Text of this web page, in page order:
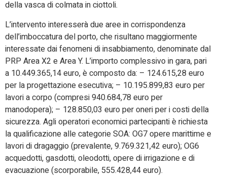
della vasca di colmata in ciottoli.
L’intervento interesserà due aree in corrispondenza
dell’imboccatura del porto, che risultano maggiormente
interessate dai fenomeni di insabbiamento, denominate dal
PRP Area X2 e Area Y. L’importo complessivo in gara, pari
a 10.449.365,14 euro, è composto da: – 124.615,28 euro
per la progettazione esecutiva; – 10.195.899,83 euro per
lavori a corpo (compresi 940.684,78 euro per
manodopera); – 128.850,03 euro per oneri per i costi della
sicurezza. Agli operatori economici partecipanti è richiesta
la qualificazione alle categorie SOA: OG7 opere marittime e
lavori di dragaggio (prevalente, 9.769.321,42 euro); OG6
acquedotti, gasdotti, oleodotti, opere di irrigazione e di
evacuazione (scorporabile, 555.428,44 euro).